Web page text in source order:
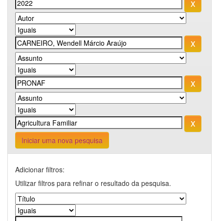
Iniciar uma nova pesquisa
Adicionar filtros:
Utilizar filtros para refinar o resultado da pesquisa.